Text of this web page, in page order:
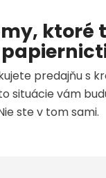
ktoré
predajňu s
situácie vám
ste v tom sami.